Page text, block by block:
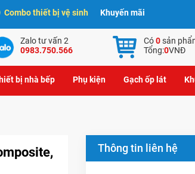
Combo thiết bị vệ sinh Khuyến mãi
Zalo tư vấn 2
0983.750.566
Có0sản
Tổng:0VNĐ
bị nhà bếp Phụ kiện Gạch ốp lát
Thông tin liên hệ